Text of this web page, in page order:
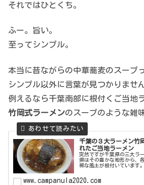
それではひとくち。
ふー。旨い。
至ってシンプル。
本当に昔ながらの中華蕎麦のスープ
シンプル以外に言葉が見つかりません
例えるなら千葉南部に根付くご当地
竹岡式ラーメンのスープのような雑
千葉の３大ラーメン
れたご当地ラーメン
突然ですが千葉県の三大ラ
県はその豊かな地形から、
稀な風土が根付いています
千葉県各地では様々な郷土
www.campanula2020.com